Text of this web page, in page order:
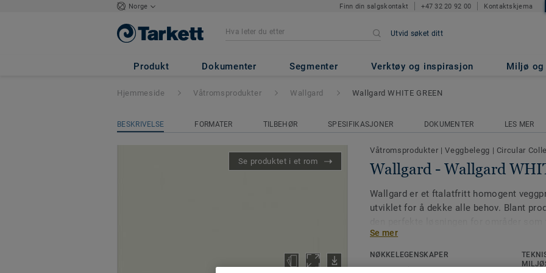
Norge Finn din salgskontakt +47 32 20 92 00 Kontaktskjema
Utvid søket ditt
Produkt Dokumenter Segmenter Verktøy og inspirasjon Miljø og
Wallgard - Wallgard WHITE GREEN
Hjemmeside Våtromsprodukter Wallgard Wallgard WHITE GREEN
BESKRIVELSE FORMATER TILBEHØR SPESIFIKASJONER DOKUMENTER LES MER
Se produktet i et rom
Våtromsprodukter |Veggbelegg | Circular
Wallgard - Wallgard
Wallgard er et ftalatfritt homogent
utviklet for å dekke alle behov. Blant
beskyttelse, ikke bare i våtrom, men
eksempel helsevesen og lett industri.
sterke pasteller og mørke
Se mer
NØKKELEGENSKAPER